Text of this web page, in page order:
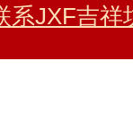
系JXF吉祥